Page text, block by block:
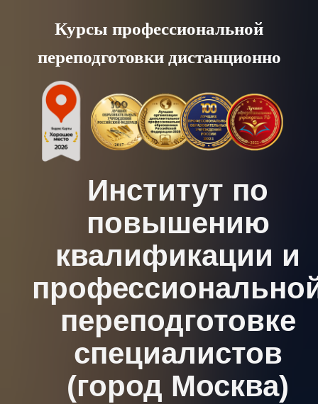
content
Курсы профессиональной
переподготовки дистанционно
Институт по
повышению
квалификации и
переподготовке
специалистов
(город Москва)